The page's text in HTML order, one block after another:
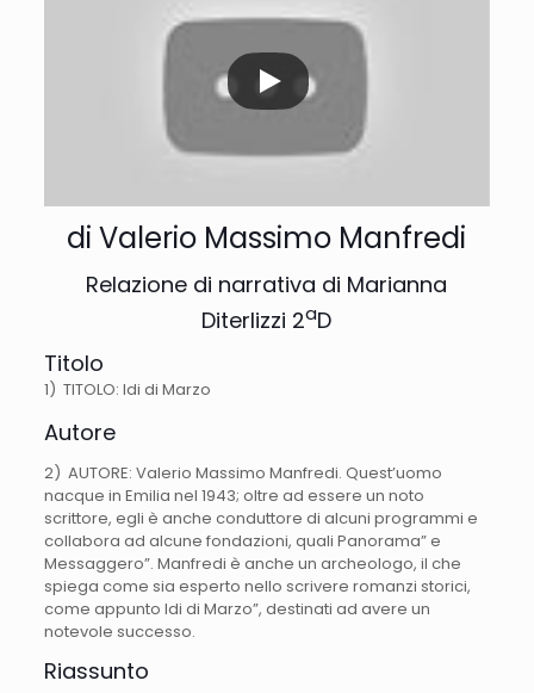
di Valerio Massimo Manfredi
Relazione di narrativa di Marianna
Diterlizzi 2aD
Titolo
1) TITOLO: Idi di Marzo
Autore
2) AUTORE: Valerio Massimo Manfredi. Quest’uomo
nacque in Emilia nel 1943; oltre ad essere un noto
scrittore, egli è anche conduttore di alcuni programmi e
collabora ad alcune fondazioni, quali Panorama” e
Messaggero”. Manfredi è anche un archeologo, il che
spiega come sia esperto nello scrivere romanzi storici,
come appunto Idi di Marzo”, destinati ad avere un
notevole successo.
Riassunto